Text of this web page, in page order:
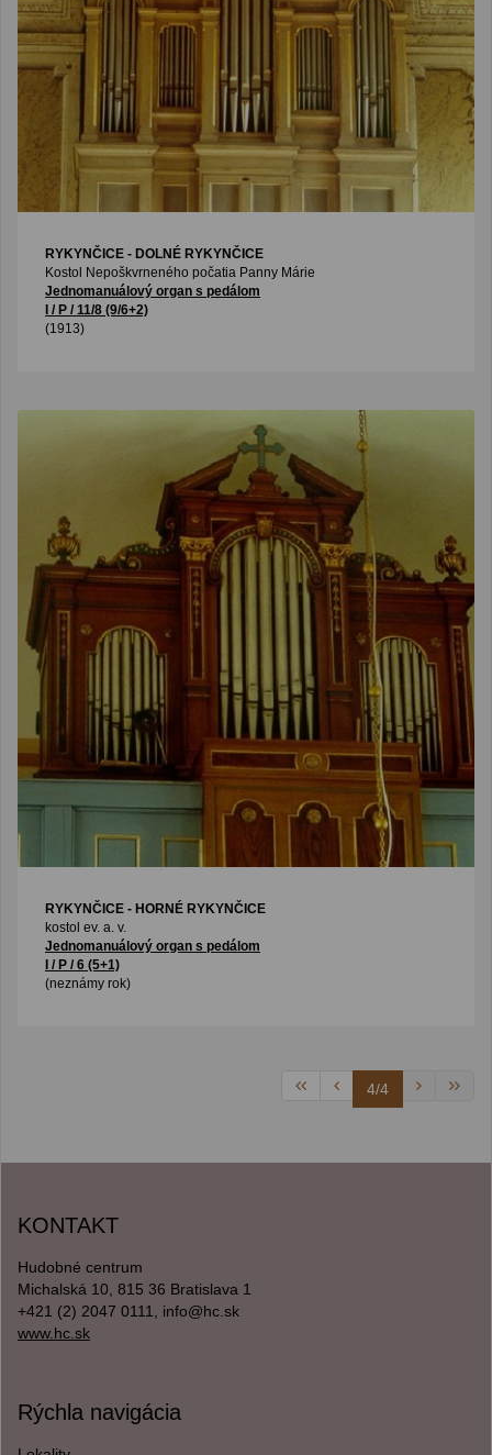
RYKYNČICE - DOLNÉ RYKYNČICE
Kostol Nepoškvrneného počatia Panny Márie
Jednomanuálový organ s pedálom
I / P / 11/8 (9/6+2)
(1913)
RYKYNČICE - HORNÉ RYKYNČICE
kostol ev. a. v.
Jednomanuálový organ s pedálom
I / P / 6 (5+1)
(neznámy rok)
4/4
KONTAKT
Hudobné centrum
Michalská 10, 815 36 Bratislava 1
+421 (2) 2047 0111, info@hc.sk
www.hc.sk
Rýchla navigácia